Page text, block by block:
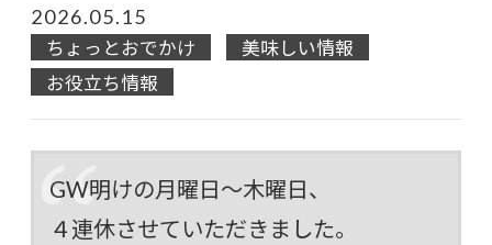
2026.05.15
ちょっとおでかけ
美味しい情報
お役立ち情報
GW明けの月曜日～木曜日、
４連休させていただきました。